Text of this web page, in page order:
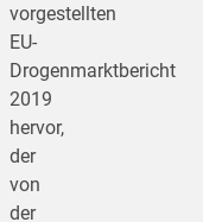
vorgestellten
EU-
Drogenmarktbericht
2019
hervor,
der
von
der